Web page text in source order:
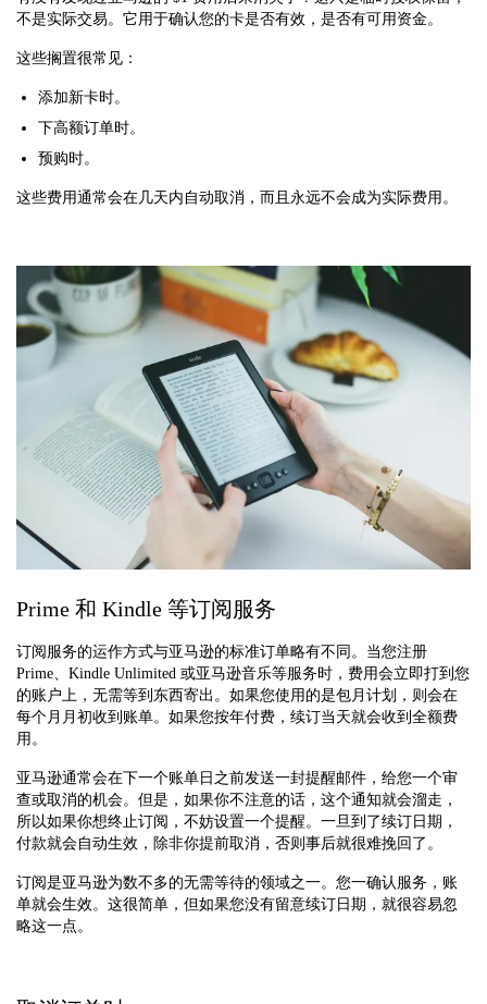
不是实际交易。它用于确认您的卡是否有效，是否有可用资金。
这些搁置很常见：
添加新卡时。
下高额订单时。
预购时。
这些费用通常会在几天内自动取消，而且永远不会成为实际费用。
Prime 和 Kindle 等订阅服务
订阅服务的运作方式与亚马逊的标准订单略有不同。当您注册
Prime、Kindle Unlimited 或亚马逊音乐等服务时，费用会立即打到您
的账户上，无需等到东西寄出。如果您使用的是包月计划，则会在
每个月月初收到账单。如果您按年付费，续订当天就会收到全额费
用。
亚马逊通常会在下一个账单日之前发送一封提醒邮件，给您一个审
查或取消的机会。但是，如果你不注意的话，这个通知就会溜走，
所以如果你想终止订阅，不妨设置一个提醒。一旦到了续订日期，
付款就会自动生效，除非你提前取消，否则事后就很难挽回了。
订阅是亚马逊为数不多的无需等待的领域之一。您一确认服务，账
单就会生效。这很简单，但如果您没有留意续订日期，就很容易忽
略这一点。